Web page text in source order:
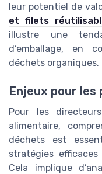
leur potentiel de
et filets
illustre une
d’emballage, en
déchets organiques.
Enjeux pour
Pour les
alimentaire,
déchets est
stratégies
Cela implique